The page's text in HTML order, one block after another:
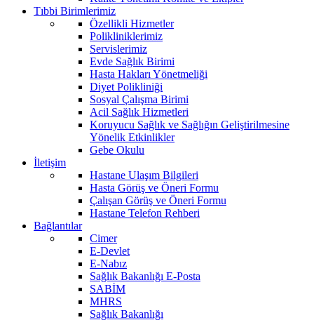
Tıbbi Birimlerimiz
Özellikli Hizmetler
Polikliniklerimiz
Servislerimiz
Evde Sağlık Birimi
Hasta Hakları Yönetmeliği
Diyet Polikliniği
Sosyal Çalışma Birimi
Acil Sağlık Hizmetleri
Koruyucu Sağlık ve Sağlığın Geliştirilmesine
Yönelik Etkinlikler
Gebe Okulu
İletişim
Hastane Ulaşım Bilgileri
Hasta Görüş ve Öneri Formu
Çalışan Görüş ve Öneri Formu
Hastane Telefon Rehberi
Bağlantılar
Cimer
E-Devlet
E-Nabız
Sağlık Bakanlığı E-Posta
SABİM
MHRS
Sağlık Bakanlığı